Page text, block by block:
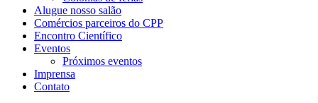
Alugue nosso salão
Comércios parceiros do CPP
Encontro Científico
Eventos
Próximos eventos
Imprensa
Contato